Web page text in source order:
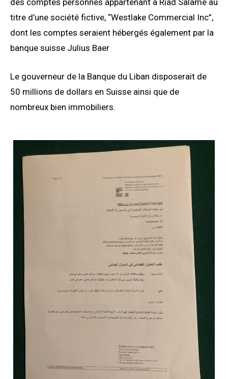
des comptes personnes appartenant à Riad Salamé au
titre d’une société fictive, “Westlake Commercial Inc”,
dont les comptes seraient hébergés également par la
banque suisse Julius Baer
Le gouverneur de la Banque du Liban disposerait de
50 millions de dollars en Suisse ainsi que de
nombreux bien immobiliers.